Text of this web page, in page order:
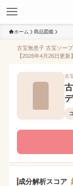
ホーム 商品図鑑
古宝無患子 古宝ソー
【2026年4月26日更新】
古
成分解析スコア